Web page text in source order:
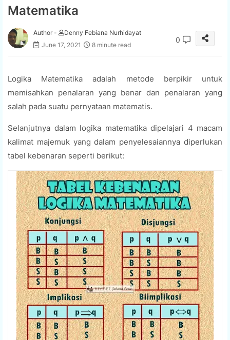
Matematika
Author -
Denny Febiana Nurhidayat
June 17, 2021
8 minute read
0
Logika Matematika adalah metode berpikir untuk
memisahkan penalaran yang benar dan penalaran yang
salah pada suatu pernyataan matematis.
Selanjutnya dalam logika matematika dipelajari 4 macam
kalimat majemuk yang dalam penyelesaiannya diperlukan
tabel kebenaran seperti berikut: